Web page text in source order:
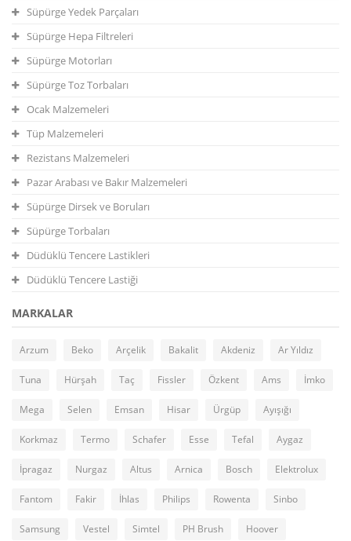
Süpürge Yedek Parçaları
Süpürge Hepa Filtreleri
Süpürge Motorları
Süpürge Toz Torbaları
Ocak Malzemeleri
Tüp Malzemeleri
Rezistans Malzemeleri
Pazar Arabası ve Bakır Malzemeleri
Süpürge Dirsek ve Boruları
Süpürge Torbaları
Düdüklü Tencere Lastikleri
Düdüklü Tencere Lastiği
MARKALAR
Arzum Beko Arçelik Bakalit Akdeniz Ar Yıldız
Tuna Hürşah Taç Fissler Özkent Ams İmko
Mega Selen Emsan Hisar Ürgüp Ayışığı
Korkmaz Termo Schafer Esse Tefal Aygaz
İpragaz Nurgaz Altus Arnica Bosch Elektrolux
Fantom Fakir İhlas Philips Rowenta Sinbo
Samsung Vestel Simtel PH Brush Hoover